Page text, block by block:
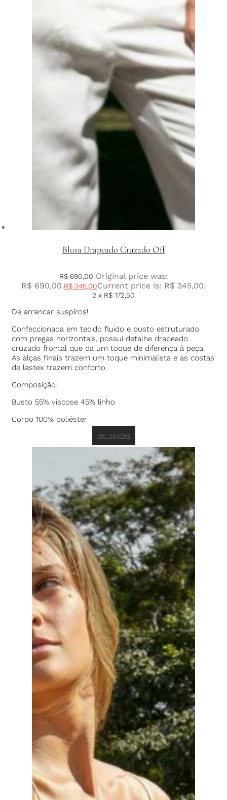
Blusa Drapeado Cruzado Off
R$690,00 Original price was:
R$ 690,00.R$ 345,00Current price is: R$ 345,00.
2 x R$ 172,50
De arrancar suspiros!
Confeccionada em tecido fluido e busto estruturado
com pregas horizontais, possui detalhe drapeado
cruzado frontal que da um toque de diferença à peça.
As alças finais trazem um toque minimalista e as costas
de lastex trazem conforto.
Composição:
Busto 55% viscose 45% linho
Corpo 100% poliéster
Ver opções